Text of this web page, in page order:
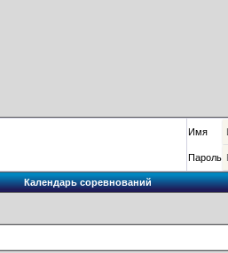
Имя
Пароль
Календарь соревнований